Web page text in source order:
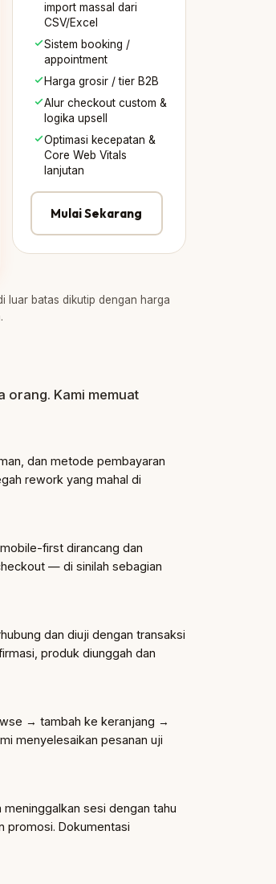
import massal dari
CSV/Excel
Sistem booking /
appointment
Harga grosir / tier B2B
Alur checkout custom &
logika upsell
Optimasi kecepatan &
Core Web Vitals
lanjutan
Mulai Sekarang
luar batas dikutip dengan harga
orang. Kami memuat
dan metode pembayaran
rework yang mahal di
first dirancang dan
— di sinilah sebagian
dan diuji dengan transaksi
produk diunggah dan
→ tambah ke keranjang →
menyelesaikan pesanan uji
sesi dengan tahu
promosi. Dokumentasi